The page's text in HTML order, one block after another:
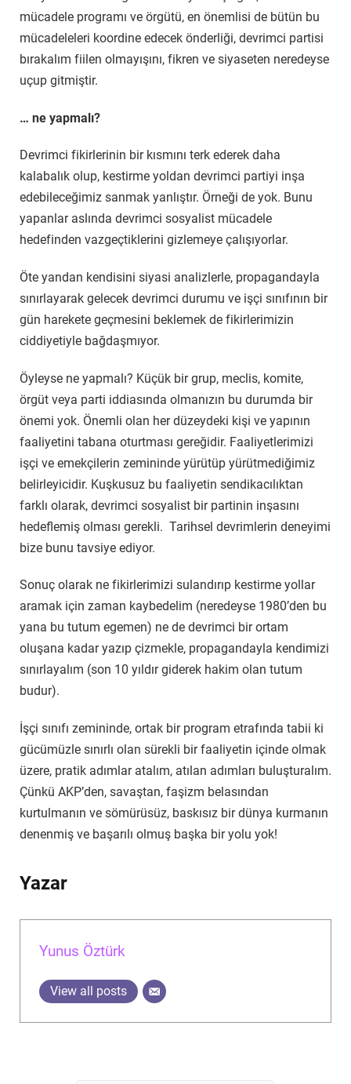
mücadele programı ve örgütü, en önemlisi de bütün bu
mücadeleleri koordine edecek önderliği, devrimci partisi
bırakalım fiilen olmayışını, fikren ve siyaseten neredeyse
uçup gitmiştir.
… ne yapmalı?
Devrimci fikirlerinin bir kısmını terk ederek daha
kalabalık olup, kestirme yoldan devrimci partiyi inşa
edebileceğimiz sanmak yanlıştır. Örneği de yok. Bunu
yapanlar aslında devrimci sosyalist mücadele
hedefinden vazgeçtiklerini gizlemeye çalışıyorlar.
Öte yandan kendisini siyasi analizlerle, propagandayla
sınırlayarak gelecek devrimci durumu ve işçi sınıfının bir
gün harekete geçmesini beklemek de fikirlerimizin
ciddiyetiyle bağdaşmıyor.
Öyleyse ne yapmalı? Küçük bir grup, meclis, komite,
örgüt veya parti iddiasında olmanızın bu durumda bir
önemi yok. Önemli olan her düzeydeki kişi ve yapının
faaliyetini tabana oturtması gereğidir. Faaliyetlerimizi
işçi ve emekçilerin zemininde yürütüp yürütmediğimiz
belirleyicidir. Kuşkusuz bu faaliyetin sendikacılıktan
farklı olarak, devrimci sosyalist bir partinin inşasını
hedeflemiş olması gerekli. Tarihsel devrimlerin deneyimi
bize bunu tavsiye ediyor.
Sonuç olarak ne fikirlerimizi sulandırıp kestirme yollar
aramak için zaman kaybedelim (neredeyse 1980’den bu
yana bu tutum egemen) ne de devrimci bir ortam
oluşana kadar yazıp çizmekle, propagandayla kendimizi
sınırlayalım (son 10 yıldır giderek hakim olan tutum
budur).
İşçi sınıfı zemininde, ortak bir program etrafında tabii ki
gücümüzle sınırlı olan sürekli bir faaliyetin içinde olmak
üzere, pratik adımlar atalım, atılan adımları buluşturalım.
Çünkü AKP’den, savaştan, faşizm belasından
kurtulmanın ve sömürüsüz, baskısız bir dünya kurmanın
denenmiş ve başarılı olmuş başka bir yolu yok!
Yazar
Yunus Öztürk
View all posts